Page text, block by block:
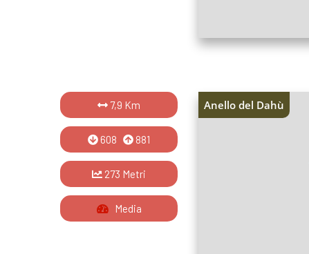
7,9 Km
608 881
273 Metri
Media
Anello del Dahù